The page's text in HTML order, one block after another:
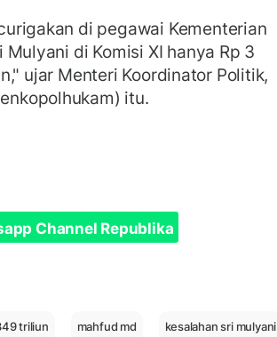
di pegawai Kementerian
Mulyani di Komisi XI hanya Rp 3
ujar Menteri Koordinator Politik,
itu.
Channel Republika
triliun mahfud md kesalahan sri mulyani